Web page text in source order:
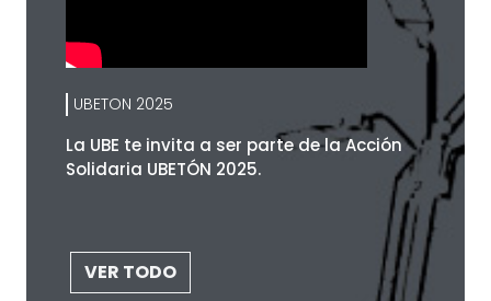
UBETON 2025
La UBE te invita a ser parte de la Acción
Solidaria UBETÓN 2025.
VER TODO